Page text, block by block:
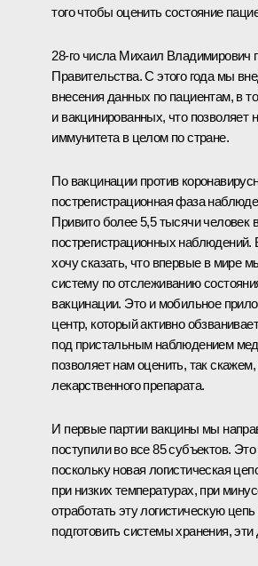
того чтобы оценить состояние
28-го числа Михаил Владимирович
Правительства. С этого года мы
внесения данных по пациентам, в
и вакцинированных, что позволяет
иммунитета в целом по стране.
По вакцинации против
пострегистрационная фаза
Привито более 5,5 тысячи человек
пострегистрационных
хочу сказать, что впервые в мире
систему по отслеживанию
вакцинации. Это и мобильное
центр, который активно
под пристальным наблюдением
позволяет нам оценить, так скажем,
лекарственного препарата.
И первые партии вакцины мы
поступили во все 85 субъектов.
поскольку новая логистическая
при низких температурах, при
отработать эту логистическую
подготовить системы хранения,